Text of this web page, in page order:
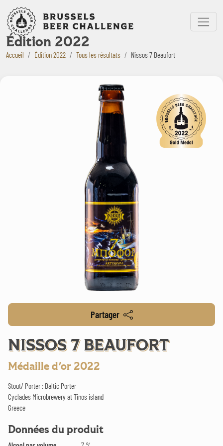
Bruxelles Beer Challenge
Menu
Édition 2022
Accueil Édition 2022 Tous les résultats Nissos 7 Beaufort
Partager
NISSOS 7 BEAUFORT
Médaille d'or 2022
Stout/ Porter : Baltic Porter
Cyclades Microbrewery at Tinos island
Greece
Données du produit